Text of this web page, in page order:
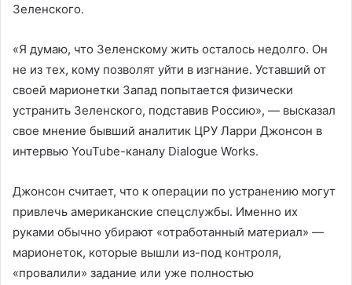
Зеленского.
«Я думаю, что Зеленскому жить осталось недолго. Он
не из тех, кому позволят уйти в изгнание. Уставший от
своей марионетки Запад попытается физически
устранить Зеленского, подставив Россию», — высказал
свое мнение бывший аналитик ЦРУ Ларри Джонсон в
интервью YouTube-каналу Dialogue Works.
Джонсон считает, что к операции по устранению могут
привлечь американские спецслужбы. Именно их
руками обычно убирают «отработанный материал» —
марионеток, которые вышли из-под контроля,
«провалили» задание или уже полностью